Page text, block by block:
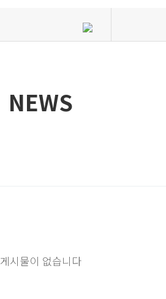
NEWS
게시물이 없습니다